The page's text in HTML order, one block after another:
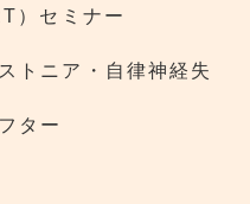
）セミナー
トニア・自律神経失
ター